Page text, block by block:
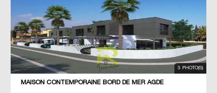
3 PHOTO(S)
MAISON CONTEMPORAINE BORD DE MER AGDE